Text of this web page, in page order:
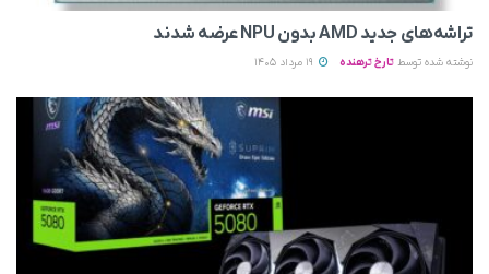
تراشه‌های جدید AMD بدون NPU عرضه شدند
نوشته شده توسط تارخ ترهنده